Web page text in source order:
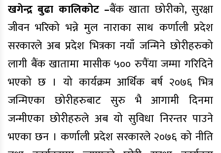
खगेन्द्र बुढा कालिकोट –बैंक खाता छोरीको, सुरक्षा
जीवन भरिको भन्ने मुल नाराका साथ कर्णाली प्रदेश
सरकारले अब प्रदेश भित्रका नयाँ जन्मिने छोरीहरुको
लागी बैंक खातामा मासीक ५०० रुपैंया जम्मा गरिदिने
भएको छ । यो कार्यक्रम आर्थिक बर्ष २०७६ भित्र
जन्मिएका छोरीहरुबाट सुरु भै आगामी दिनमा
जन्मीएका छोरीहरुले अब यो सुविधा निरन्तर पाउने
भएका छन । कर्णाली प्रदेश सरकारले २०७६ को नीति